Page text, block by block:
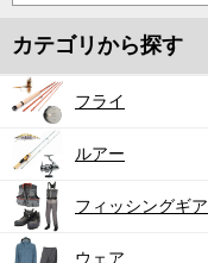
カテゴリから探す
フライ
ルアー
フィッシングギア
ウェア